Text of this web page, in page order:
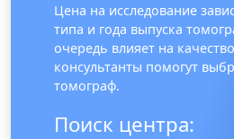
Цена на исследование
типа и года выпуска
очередь влияет на
консультанты помогут
томограф.
Поиск центра: